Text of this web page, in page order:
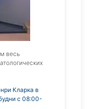
весь
Кларка в
с 08:00-